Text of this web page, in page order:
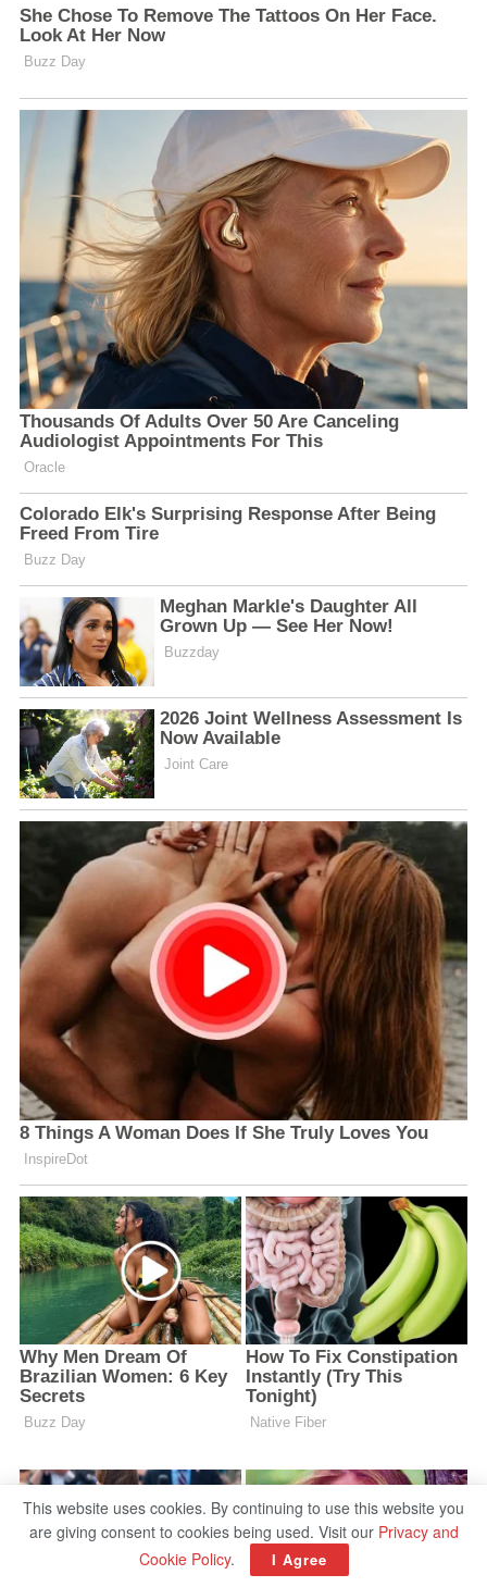
This website uses cookies. By continuing to use this website you
are giving consent to cookies being used. Visit our Privacy and
Cookie Policy. I Agree